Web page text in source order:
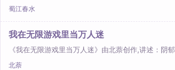
蜀江春水
我在无限游戏里当万人迷
《我在无限游戏里当万人迷》由北萘创作,讲述：
北萘